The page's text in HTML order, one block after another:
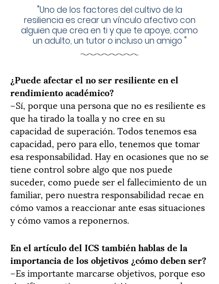
"Uno de los factores del cultivo de la
resiliencia es crear un vínculo afectivo con
alguien que crea en ti y que te apoye, como
un adulto, un tutor o incluso un amigo "
¿Puede afectar el no ser resiliente en el
rendimiento académico?
–Sí, porque una persona que no es resiliente es
que ha tirado la toalla y no cree en su
capacidad de superación. Todos tenemos esa
capacidad, pero para ello, tenemos que tomar
esa responsabilidad. Hay en ocasiones que no se
tiene control sobre algo que nos puede
suceder, como puede ser el fallecimiento de un
familiar, pero nuestra responsabilidad recae en
cómo vamos a reaccionar ante esas situaciones
y cómo vamos a reponernos.
En el artículo del ICS también hablas de la
importancia de los objetivos ¿cómo deben ser?
–Es importante marcarse objetivos, porque eso